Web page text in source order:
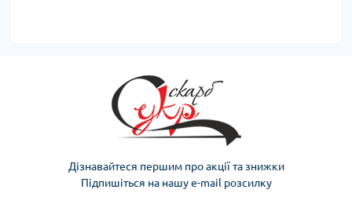
Дізнавайтеся першим про акції та знижки
Підпишіться на нашу e-mail розсилку